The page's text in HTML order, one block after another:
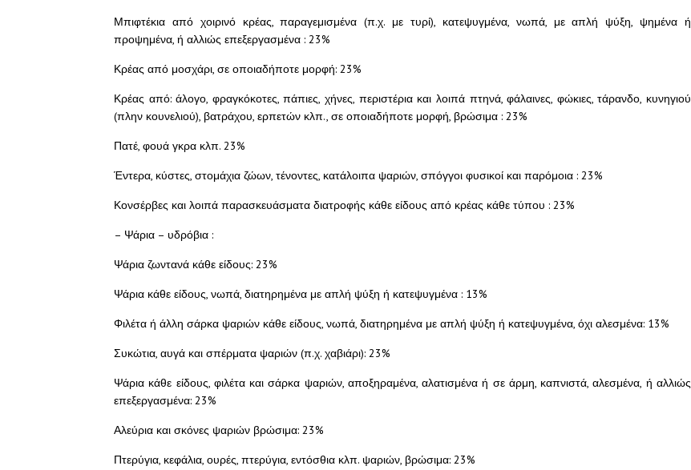
Μπιφτέκια από χοιρινό κρέας, παραγεμισμένα (π.χ. με τυρί), κατεψυγμένα, νωπά, με απλή ψύξη, ψημένα ή
προψημένα, ή αλλιώς επεξεργασμένα : 23%
Κρέας από μοσχάρι, σε οποιαδήποτε μορφή: 23%
Κρέας από: άλογο, φραγκόκοτες, πάπιες, χήνες, περιστέρια και λοιπά πτηνά, φάλαινες, φώκιες, τάρανδο, κυνηγιού
(πλην κουνελιού), βατράχου, ερπετών κλπ., σε οποιαδήποτε μορφή, βρώσιμα : 23%
Πατέ, φουά γκρα κλπ. 23%
Έντερα, κύστες, στομάχια ζώων, τένοντες, κατάλοιπα ψαριών, σπόγγοι φυσικοί και παρόμοια : 23%
Κονσέρβες και λοιπά παρασκευάσματα διατροφής κάθε είδους από κρέας κάθε τύπου : 23%
– Ψάρια – υδρόβια :
Ψάρια ζωντανά κάθε είδους: 23%
Ψάρια κάθε είδους, νωπά, διατηρημένα με απλή ψύξη ή κατεψυγμένα : 13%
Φιλέτα ή άλλη σάρκα ψαριών κάθε είδους, νωπά, διατηρημένα με απλή ψύξη ή κατεψυγμένα, όχι αλεσμένα: 13%
Συκώτια, αυγά και σπέρματα ψαριών (π.χ. χαβιάρι): 23%
Ψάρια κάθε είδους, φιλέτα και σάρκα ψαριών, αποξηραμένα, αλατισμένα ή σε άρμη, καπνιστά, αλεσμένα, ή αλλιώς
επεξεργασμένα: 23%
Αλεύρια και σκόνες ψαριών βρώσιμα: 23%
Πτερύγια, κεφάλια, ουρές, πτερύγια, εντόσθια κλπ. ψαριών, βρώσιμα: 23%